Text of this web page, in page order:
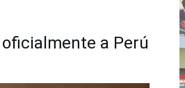
a Perú